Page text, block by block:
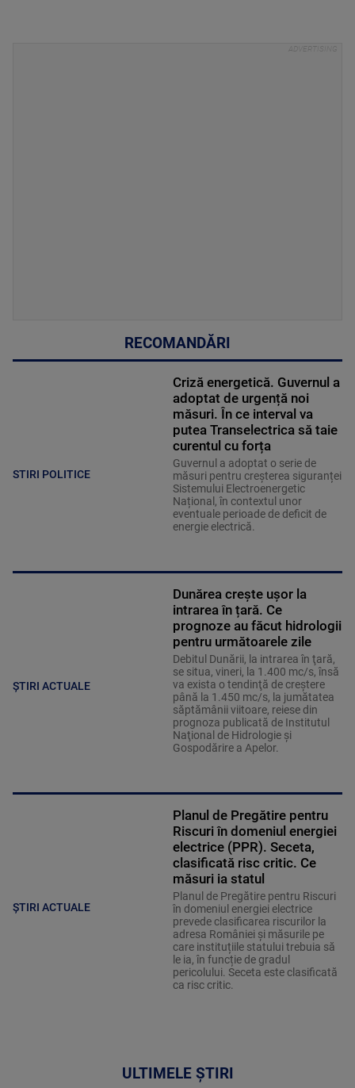
RECOMANDĂRI
STIRI POLITICE
Criză energetică. Guvernul a
adoptat de urgență noi
măsuri. În ce interval va
putea Transelectrica să taie
curentul cu forța
Guvernul a adoptat o serie de
măsuri pentru creșterea siguranței
Sistemului Electroenergetic
Național, în contextul unor
eventuale perioade de deficit de
energie electrică.
ȘTIRI ACTUALE
Dunărea crește ușor la
intrarea în țară. Ce
prognoze au făcut hidrologii
pentru următoarele zile
Debitul Dunării, la intrarea în ţară,
se situa, vineri, la 1.400 mc/s, însă
va exista o tendinţă de creştere
până la 1.450 mc/s, la jumătatea
săptămânii viitoare, reiese din
prognoza publicată de Institutul
Naţional de Hidrologie şi
Gospodărire a Apelor.
ȘTIRI ACTUALE
Planul de Pregătire pentru
Riscuri în domeniul energiei
electrice (PPR). Seceta,
clasificată risc critic. Ce
măsuri ia statul
Planul de Pregătire pentru Riscuri
în domeniul energiei electrice
prevede clasificarea riscurilor la
adresa României și măsurile pe
care instituțiile statului trebuia să
le ia, în funcție de gradul
pericolului. Seceta este clasificată
ca risc critic.
ULTIMELE ȘTIRI